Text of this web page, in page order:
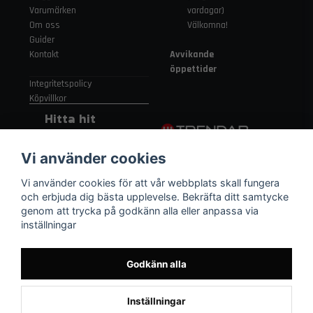
Fri frakt över 1995 kr inom Sverige – snabb leverans från
Relaterade sökord
manuell ventil ackumulator, hydraulisk ackumulator
motorsport, tryckreglering hydraulik, racing hydraulik
ackumulator, industri ackumulator
Varumärken
Om oss
Guider
Kontakt
Integritetspolicy
Köpvillkor
vardagar)
Välkomna!
Avvikande
öppettider
Hitta hit
Strängnäsvägen
315 155 91
Nykvarn Sverige
08 552 450 06
@trendab.com
Vi använder cookies
Vi använder cookies för att vår webbplats skall fungera
och erbjuda dig bästa upplevelse. Bekräfta ditt samtycke
genom att trycka på godkänn alla eller anpassa via
inställningar
Godkänn alla
Inställningar